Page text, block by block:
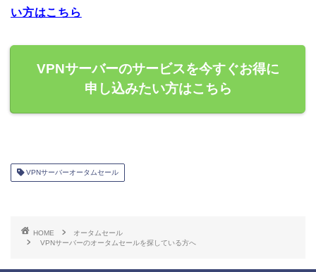
い方はこちら
VPNサーバーのサービスを今すぐお得に
申し込みたい方はこちら
VPNサーバーオータムセール
HOME
オータムセール
VPNサーバーのオータムセールを探している方へ